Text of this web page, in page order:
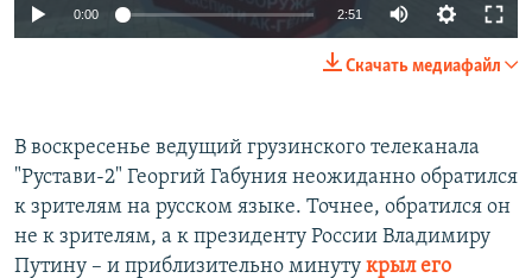
0:00 2:51
Скачать медиафайл
В воскресенье ведущий грузинского телеканала
"Рустави-2" Георгий Габуния неожиданно обратился
к зрителям на русском языке. Точнее, обратился он
не к зрителям, а к президенту России Владимиру
Путину – и приблизительно минуту крыл его